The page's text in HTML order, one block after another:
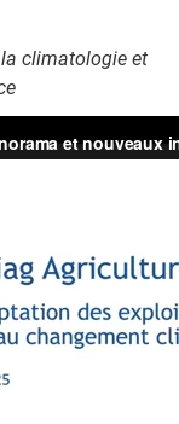
climatologie et